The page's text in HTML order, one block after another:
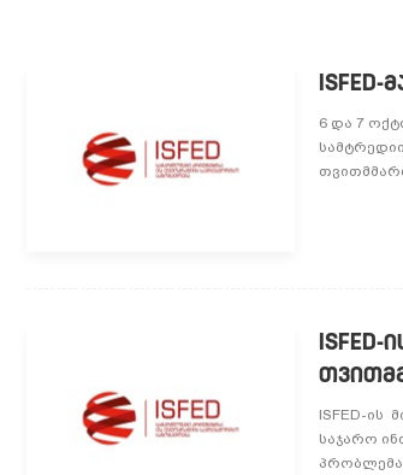
6 და 7
ISFED-ის
საჯარო
პრობლემა